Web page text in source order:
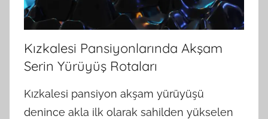
Kızkalesi Pansiyonlarında Akşam
Serin Yürüyüş Rotaları
Kızkalesi pansiyon akşam yürüyüşü
denince akla ilk olarak sahilden yükselen